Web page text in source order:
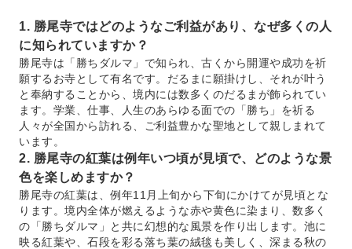
1. 勝尾寺ではどのようなご利益があり、なぜ多くの人
に知られていますか？
勝尾寺は「勝ちダルマ」で知られ、古くから開運や成功を祈
願するお寺として有名です。だるまに願掛けし、それが叶う
と奉納することから、境内には数多くのだるまが飾られてい
ます。学業、仕事、人生のあらゆる面での「勝ち」を祈る
人々が全国から訪れる、ご利益豊かな聖地として親しまれて
います。
2. 勝尾寺の紅葉は例年いつ頃が見頃で、どのような景
色を楽しめますか？
勝尾寺の紅葉は、例年11月上旬から下旬にかけてが見頃とな
ります。境内全体が燃えるような赤や黄色に染まり、数多く
の「勝ちダルマ」と共に幻想的な風景を作り出します。池に
映る紅葉や、石段を彩る落ち葉の絨毯も美しく、深まる秋の